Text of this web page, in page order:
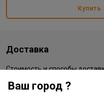
Купить
Доставка
Стоимость и способы
Ваш город ?